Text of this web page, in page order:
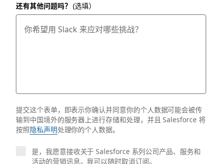
还有其他问题吗？ (选填）
提交这个表单，即表示你确认并同意你的个人数据可能会被传
输到中国境外的服务器上进行存储和处理，并且 Salesforce 将
按照隐私声明处理你的个人数据。
是，我愿意接收关于 Salesforce 系列公司产品、服务和
活动的营销讯息。我可以随时取消订阅。